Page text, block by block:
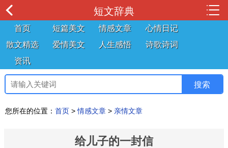
短文辞典
首页 短篇美文 情感文章
心情日记
散文精选
爱情美文 人生感悟
诗歌诗词
资讯
您所在的位置： 首页 >情感文章 > 亲情文章
给儿子的一封信